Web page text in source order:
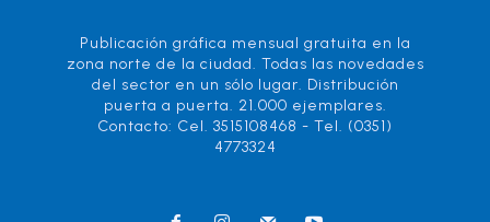
Publicación gráfica mensual gratuita en la
zona norte de la ciudad. Todas las novedades
del sector en un sólo lugar. Distribución
puerta a puerta. 21.000 ejemplares.
Contacto: Cel. 3515108468 - Tel. (0351)
4773324